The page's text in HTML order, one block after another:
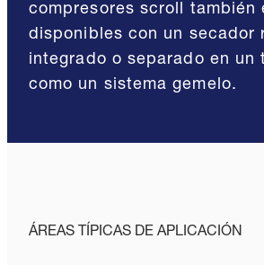
compresores scroll también
disponibles con un secador
integrado o separado en un
como un sistema gemelo.
ÁREAS TÍPICAS DE APLICACIÓN